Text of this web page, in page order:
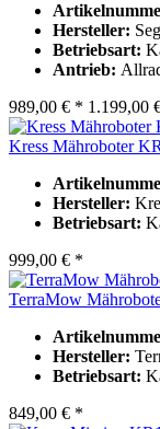
Hersteller:
Betriebsart:
Antrieb:
989,00 € * 1.199,00
Kress Mähroboter
Hersteller:
Betriebsart:
999,00 € *
TerraMow
Hersteller:
Betriebsart:
849,00 € *